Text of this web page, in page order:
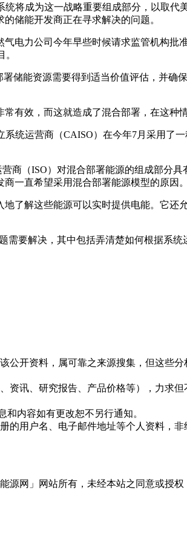
将成为这一战略重要组成部分，以取
储能开发商正在寻求解决的问题。
电力公司今年早些时候请求监管机构批
署储能资源需要得到适当价值评估，并
有效，而这就造成了混合部署，在这种
统运营商（CAISO）在今年7月采用了
商（ISO）对混合部署能源的组成部分
一直希望采用混合部署能源模型的原因。
了解这些能源可以实时提供电能。它
要解决，其中包括弄清楚如何根据系统
公开资料，属可靠之来源搜集，但这些
资讯、研究报告、产品价格等），力求
内容如有更改恕不另行通知。
的用户名、电子邮件地址等个人资料，
源网」网站所有，未经本站之同意或授